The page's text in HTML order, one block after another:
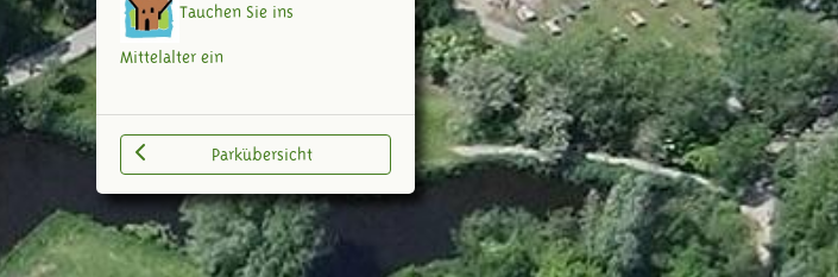
Tauchen Sie ins
Mittelalter ein
Parkübersicht